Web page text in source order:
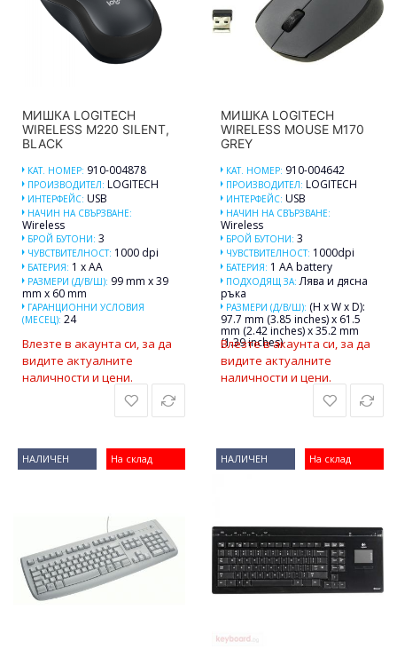
МИШКА LOGITECH
WIRELESS M220 SILENT,
BLACK
КАТ. НОМЕР: 910-004878
ПРОИЗВОДИТЕЛ: LOGITECH
ИНТЕРФЕЙС: USB
НАЧИН НА СВЪРЗВАНЕ:
Wireless
БРОЙ БУТОНИ: 3
ЧУВСТВИТЕЛНОСТ: 1000 dpi
БАТЕРИЯ: 1 x AA
РАЗМЕРИ (Д/В/Ш): 99 mm x 39
mm x 60 mm
ГАРАНЦИОННИ УСЛОВИЯ
(МЕСЕЦ): 24
Влезте в акаунта си, за да
видите актуалните
наличности и цени.
МИШКА LOGITECH
WIRELESS MOUSE M170
GREY
КАТ. НОМЕР: 910-004642
ПРОИЗВОДИТЕЛ: LOGITECH
ИНТЕРФЕЙС: USB
НАЧИН НА СВЪРЗВАНЕ:
Wireless
БРОЙ БУТОНИ: 3
ЧУВСТВИТЕЛНОСТ: 1000dpi
БАТЕРИЯ: 1 AA battery
ПОДХОДЯЩ ЗА: Лява и дясна
ръка
РАЗМЕРИ (Д/В/Ш): (H x W x D):
97.7 mm (3.85 inches) x 61.5
mm (2.42 inches) x 35.2 mm
(1.39 inches)
Влезте в акаунта си, за да
видите актуалните
наличности и цени.
На склад
НАЛИЧЕН На склад
НАЛИЧЕН